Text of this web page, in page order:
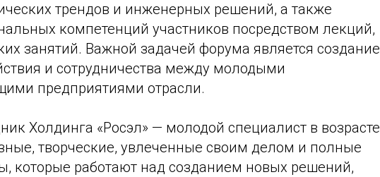
трендов и инженерных решений, а также
компетенций участников посредством лекций,
занятий. Важной задачей форума является создание
и сотрудничества между молодыми
предприятиями отрасли.
Холдинга «Росэл» — молодой специалист в возрасте
творческие, увлеченные своим делом и полные
которые работают над созданием новых решений,